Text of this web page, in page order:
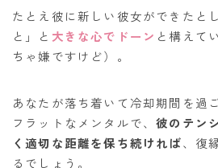
たとえ彼に新しい彼女ができたと
と」と 大きな心でドーン と構えて
ちゃ嫌ですけど）。
あなたが落ち着いて冷却期間を過
フラットなメンタルで、彼のテン
く適切な距離を保ち続ければ、復
るでしょう。